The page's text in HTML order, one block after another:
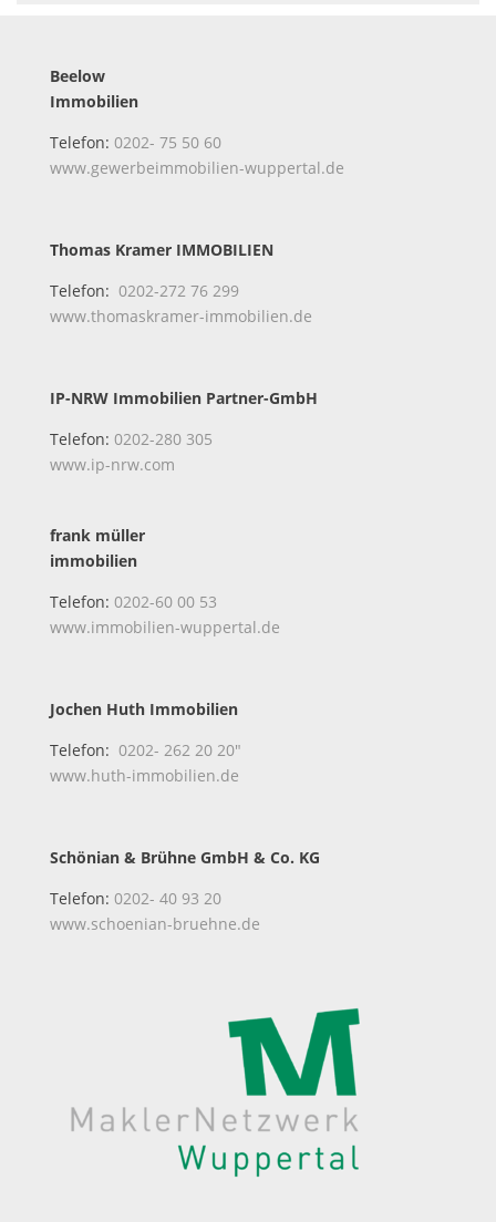
Beelow
Immobilien
Telefon: 0202- 75 50 60
www.gewerbeimmobilien-wuppertal.de
Thomas Kramer IMMOBILIEN
Telefon: 0202-272 76 299
www.thomaskramer-immobilien.de
IP-NRW Immobilien Partner-GmbH
Telefon: 0202-280 305
www.ip-nrw.com
frank müller
immobilien
Telefon: 0202-60 00 53
www.immobilien-wuppertal.de
Jochen Huth Immobilien
Telefon: 0202- 262 20 20″
www.huth-immobilien.de
Schönian & Brühne GmbH & Co. KG
Telefon: 0202- 40 93 20
www.schoenian-bruehne.de